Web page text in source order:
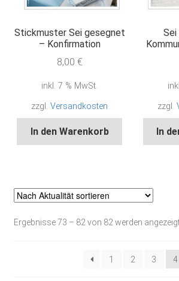
Stickmuster Sei gesegnet
– Konfirmation
8,00 €
inkl. 7 % MwSt.
zzgl.Versandkosten
In den Warenkorb
zzgl.
In
Ergebnisse 73 – 82 von 82 werden
1
2 3 4